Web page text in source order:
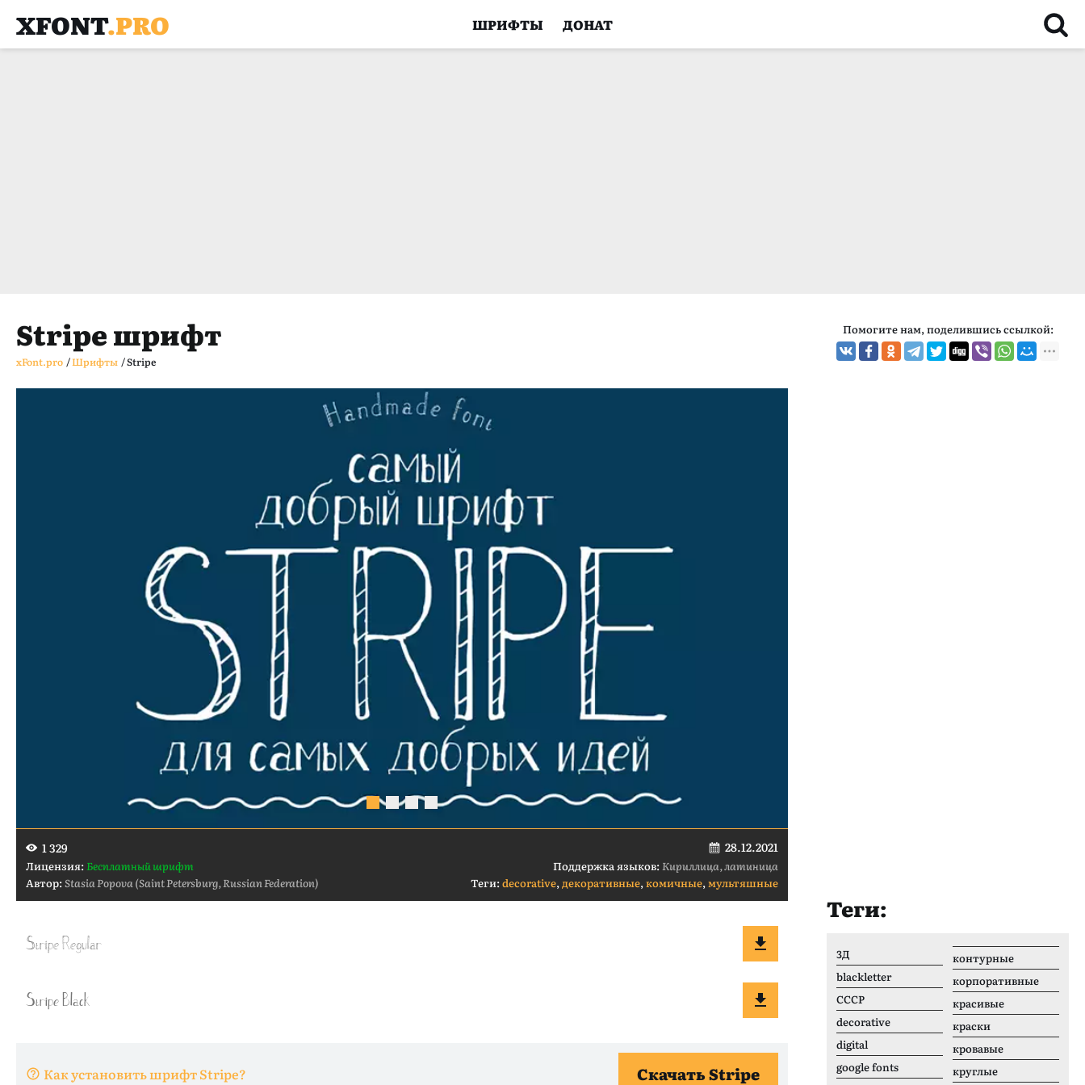
XFONT.PRO ШРИФТЫ ДОНАТ
Stripe шрифт
xFont.pro /Шрифты /Stripe
Помогите нам, поделившись ссылкой:
1 329 28.12.2021
Лицензия:Бесплатный шрифт Поддержка языков:Кириллица, латиница
Автор:Stasia Popova (Saint Petersburg, Russian Federation) Теги:decorative,декоративные,комичные,мультяшные
Как установить шрифт Stripe? Скачать Stripe
Теги:
3Д
blackletter
CCCР
decorative
digital
google fonts
контурные
корпоративные
красивые
краски
кровавые
круглые